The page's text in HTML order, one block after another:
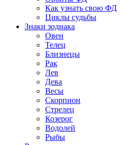
Как узнать свою ФД
Циклы судьбы
Знаки зодиака
Овен
Телец
Близнецы
Рак
Лев
Дева
Весы
Скорпион
Стрелец
Козерог
Водолей
Рыбы